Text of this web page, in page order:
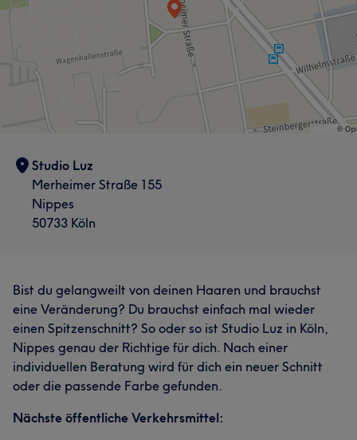
Studio Luz
Merheimer Straße 155
Nippes
50733 Köln
Bist du gelangweilt von deinen Haaren und brauchst
eine Veränderung? Du brauchst einfach mal wieder
einen Spitzenschnitt? So oder so ist Studio Luz in Köln,
Nippes genau der Richtige für dich. Nach einer
individuellen Beratung wird für dich ein neuer Schnitt
oder die passende Farbe gefunden.
Nächste öffentliche Verkehrsmittel: